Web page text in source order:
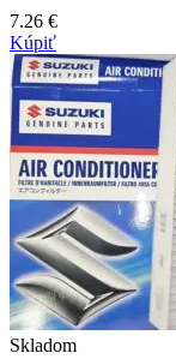
7.26 €
Kúpiť
Skladom